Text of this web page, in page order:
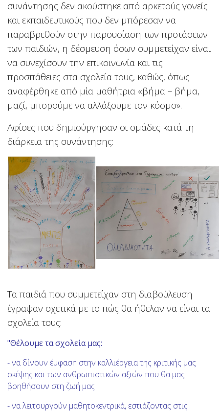
συνάντησης δεν ακούστηκε από αρκετούς γονείς
και εκπαιδευτικούς που δεν μπόρεσαν να
παραβρεθούν στην παρουσίαση των προτάσεων
των παιδιών, η δέσμευση όσων συμμετείχαν είναι
να συνεχίσουν την επικοινωνία και τις
προσπάθειες στα σχολεία τους, καθώς, όπως
αναφέρθηκε από μία μαθήτρια «βήμα – βήμα,
μαζί, μπορούμε να αλλάξουμε τον κόσμο».
Aφίσες που δημιούργησαν οι ομάδες κατά τη
διάρκεια της συνάντησης:
Τα παιδιά που συμμετείχαν στη διαβούλευση
έγραψαν σχετικά με το πώς θα ήθελαν να είναι τα
σχολεία τους:
"Θέλουμε τα σχολεία μας:
- να δίνουν έμφαση στην καλλιέργεια της κριτικής μας
σκέψης και των ανθρωπιστικών αξιών που θα μας
βοηθήσουν στη ζωή μας
- να λειτουργούν μαθητοκεντρικά, εστιάζοντας στις